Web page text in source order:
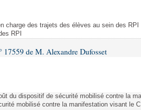
charge des trajets des élèves au sein des
RPI
17559 de M. Alexandre Dufosset
du dispositif de sécurité mobilisé contre la
mobilisé contre la manifestation visant le